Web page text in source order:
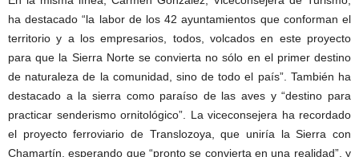
ha destacado “la labor de los 42 ayuntamientos que conforman el
territorio y a los empresarios, todos, volcados en este proyecto
para que la Sierra Norte se convierta no sólo en el primer destino
de naturaleza de la comunidad, sino de todo el país”. También ha
destacado a la sierra como paraíso de las aves y “destino para
practicar senderismo ornitológico”. La viceconsejera ha recordado
el proyecto ferroviario de Translozoya, que uniría la Sierra con
Chamartín, esperando que “pronto se convierta en una realidad”, y